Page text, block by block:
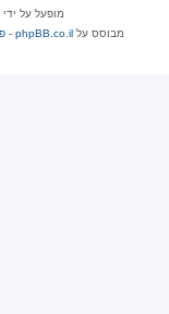
מופעל על ידי
מבוסס עלphpBB.co.il - פורומים בעברית